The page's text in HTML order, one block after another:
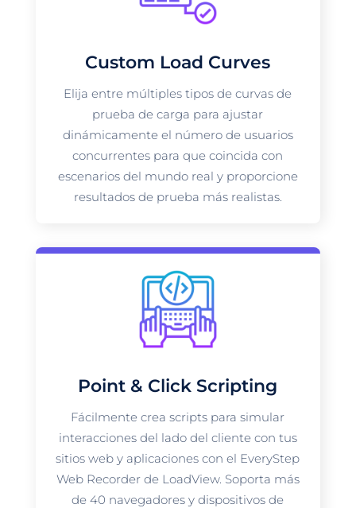
Custom Load Curves
Elija entre múltiples tipos de curvas de
prueba de carga para ajustar
dinámicamente el número de usuarios
concurrentes para que coincida con
escenarios del mundo real y proporcione
resultados de prueba más realistas.
Point & Click Scripting
Fácilmente crea scripts para simular
interacciones del lado del cliente con tus
sitios web y aplicaciones con el EveryStep
Web Recorder de LoadView. Soporta más
de 40 navegadores y dispositivos de